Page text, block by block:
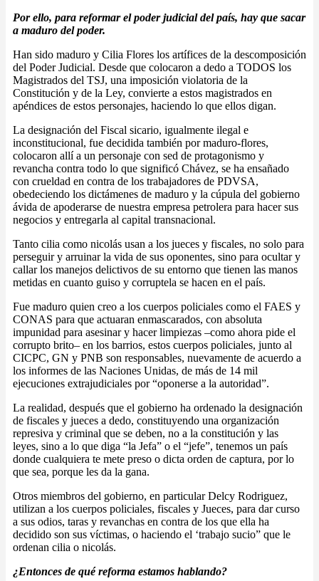
Por ello, para reformar el poder judicial del país, hay que sacar
a maduro del poder.
Han sido maduro y Cilia Flores los artífices de la descomposición
del Poder Judicial. Desde que colocaron a dedo a TODOS los
Magistrados del TSJ, una imposición violatoria de la
Constitución y de la Ley, convierte a estos magistrados en
apéndices de estos personajes, haciendo lo que ellos digan.
La designación del Fiscal sicario, igualmente ilegal e
inconstitucional, fue decidida también por maduro-flores,
colocaron allí a un personaje con sed de protagonismo y
revancha contra todo lo que significó Chávez, se ha ensañado
con crueldad en contra de los trabajadores de PDVSA,
obedeciendo los dictámenes de maduro y la cúpula del gobierno
ávida de apoderarse de nuestra empresa petrolera para hacer sus
negocios y entregarla al capital transnacional.
Tanto cilia como nicolás usan a los jueces y fiscales, no solo para
perseguir y arruinar la vida de sus oponentes, sino para ocultar y
callar los manejos delictivos de su entorno que tienen las manos
metidas en cuanto guiso y corruptela se hacen en el país.
Fue maduro quien creo a los cuerpos policiales como el FAES y
CONAS para que actuaran enmascarados, con absoluta
impunidad para asesinar y hacer limpiezas –como ahora pide el
corrupto brito– en los barrios, estos cuerpos policiales, junto al
CICPC, GN y PNB son responsables, nuevamente de acuerdo a
los informes de las Naciones Unidas, de más de 14 mil
ejecuciones extrajudiciales por “oponerse a la autoridad”.
La realidad, después que el gobierno ha ordenado la designación
de fiscales y jueces a dedo, constituyendo una organización
represiva y criminal que se deben, no a la constitución y las
leyes, sino a lo que diga “la Jefa” o el “jefe”, tenemos un país
donde cualquiera te mete preso o dicta orden de captura, por lo
que sea, porque les da la gana.
Otros miembros del gobierno, en particular Delcy Rodriguez,
utilizan a los cuerpos policiales, fiscales y Jueces, para dar curso
a sus odios, taras y revanchas en contra de los que ella ha
decidido son sus víctimas, o haciendo el ‘trabajo sucio” que le
ordenan cilia o nicolás.
¿Entonces de qué reforma estamos hablando?